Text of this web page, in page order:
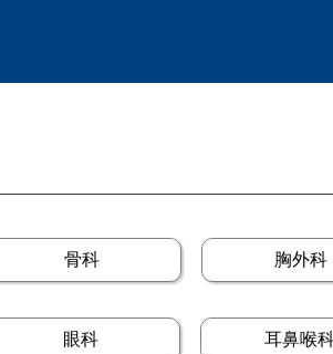
骨科 胸外科
眼科 耳鼻喉